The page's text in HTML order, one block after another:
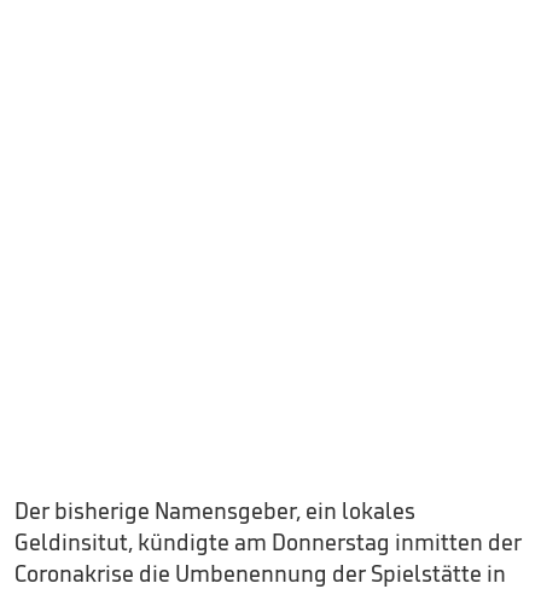
Der bisherige Namensgeber, ein lokales
Geldinsitut, kündigte am Donnerstag inmitten der
Coronakrise die Umbenennung der Spielstätte in